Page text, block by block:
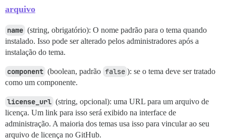
arquivo
name (string, obrigatório): O nome padrão para o tema quando
instalado. Isso pode ser alterado pelos administradores após a
instalação do tema.
component (boolean, padrão false ): se o tema deve ser tratado
como um componente.
license_url (string, opcional): uma URL para um arquivo de
licença. Um link para isso será exibido na interface de
administração. A maioria dos temas usa isso para vincular ao seu
arquivo de licença no GitHub.